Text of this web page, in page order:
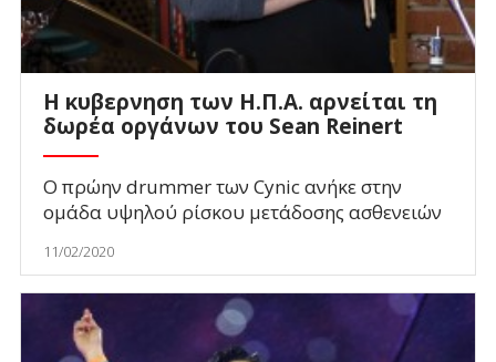
Η κυβερνηση των Η.Π.Α. αρνείται τη
δωρέα οργάνων του Sean Reinert
O πρώην drummer των Cynic ανήκε στην
ομάδα υψηλού ρίσκου μετάδοσης ασθενειών
11/02/2020